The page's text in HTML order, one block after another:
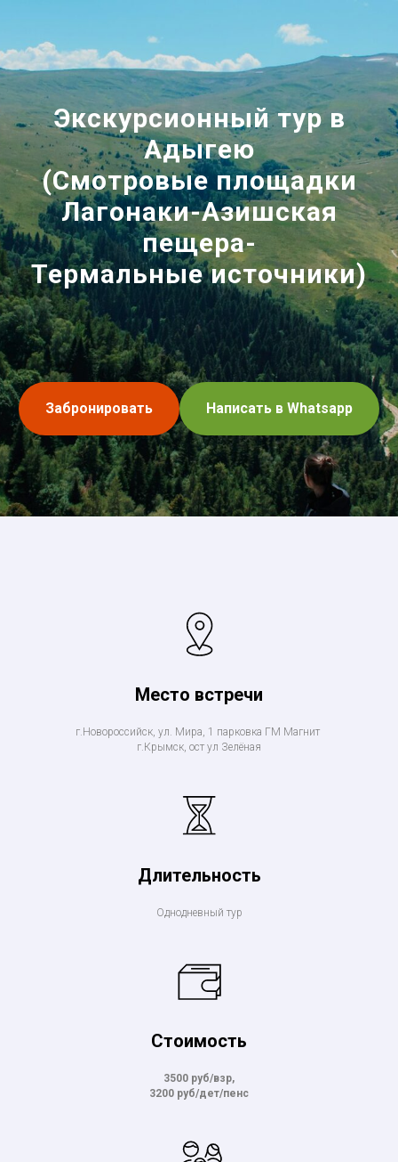
Экскурсионный тур в
Адыгею
(Смотровые площадки
Лагонаки-Азишская
пещера-
Термальные источники)
Забронировать Написать в Whatsapp
Место встречи
г.Новороссийск, ул. Мира, 1 парковка ГМ Магнит
г.Крымск, ост ул Зелёная
Длительность
Однодневный тур
Стоимость
3500 руб/взр,
3200 руб/дет/пенс